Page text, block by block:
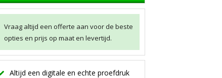
Vraag altijd een offerte aan voor de beste
opties en prijs op maat en levertijd.
Altijd een digitale en echte proefdruk